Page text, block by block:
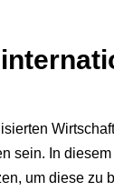
sein. In
um diese zu